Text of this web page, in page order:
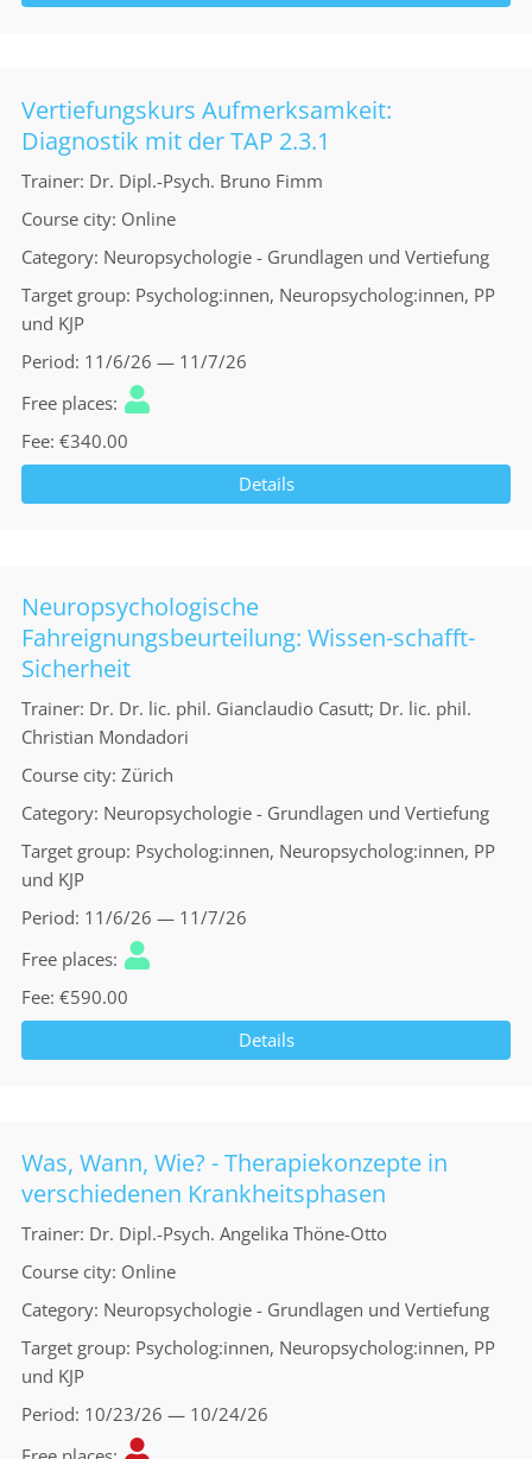
Vertiefungskurs Aufmerksamkeit:
Diagnostik mit der TAP 2.3.1
Trainer Dr. Dipl.-Psych. Bruno Fimm
Course city Online
Category Neuropsychologie - Grundlagen und Vertiefung
Target group Psycholog:innen, Neuropsycholog:innen, PP
und KJP
Period 11/6/26 — 11/7/26
Free places
Fee €340.00
Details
Neuropsychologische
Fahreignungsbeurteilung: Wissen-schafft-
Sicherheit
Trainer Dr. Dr. lic. phil. Gianclaudio Casutt; Dr. lic. phil.
Christian Mondadori
Course city Zürich
Category Neuropsychologie - Grundlagen und Vertiefung
Target group Psycholog:innen, Neuropsycholog:innen, PP
und KJP
Period 11/6/26 — 11/7/26
Free places
Fee €590.00
Details
Was, Wann, Wie? - Therapiekonzepte in
verschiedenen Krankheitsphasen
Trainer Dr. Dipl.-Psych. Angelika Thöne-Otto
Course city Online
Category Neuropsychologie - Grundlagen und Vertiefung
Target group Psycholog:innen, Neuropsycholog:innen, PP
und KJP
Period 10/23/26 — 10/24/26